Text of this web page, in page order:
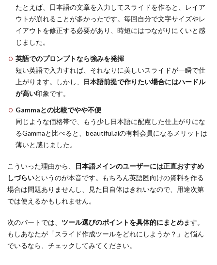
たとえば、日本語の文章を入力してスライドを作ると、レイア
ウトが崩れることが多かったです。毎回自分で文字サイズやレ
イアウトを修正する必要があり、時短にはつながりにくいと感
じました。
英語でのプロンプトなら強みを発揮
短い英語で入力すれば、それなりに美しいスライドが一瞬で仕
上がります。しかし、
日本語前提で作りたい場合にはハードル
が高い印象です。
Gammaとの比較でやや不便
同じような価格帯で、もう少し日本語に配慮した仕上がりにな
るGammaと比べると、beautiful.aiの有料会員になるメリットは
薄いと感じました。
こういった理由から、
日本語メインのユーザーには正直おすすめ
しづらいというのが本音です。もちろん英語圏向けの資料を作る
場合は問題ありませんし、見た目自体はきれいなので、用途次第
では使えるかもしれません。
次のパートでは、 ツール選びのポイントを具体的にまとめます。
もしあなたが「スライド作成ツールをどれにしようか？」と悩ん
でいるなら、チェックしてみてください。